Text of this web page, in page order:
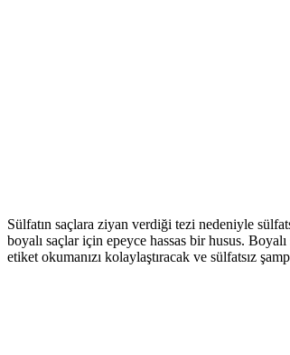
Sülfatın saçlara ziyan verdiği tezi nedeniyle
boyalı saçlar için epeyce hassas bir husus.
etiket okumanızı kolaylaştıracak ve sülfatsız